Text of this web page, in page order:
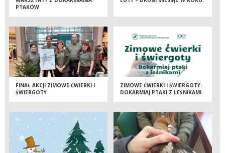
PTAKÓW
FINAŁ AKCJI ZIMOWE ĆWIERKI I
ŚWIERGOTY
ZIMOWE ĆWIERKI I ŚWIERGOTY.
DOKARMIAJ PTAKI Z LEŚNIKAMI